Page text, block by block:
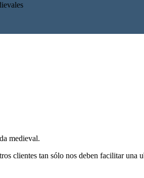
medieval.
clientes tan sólo nos deben facilitar